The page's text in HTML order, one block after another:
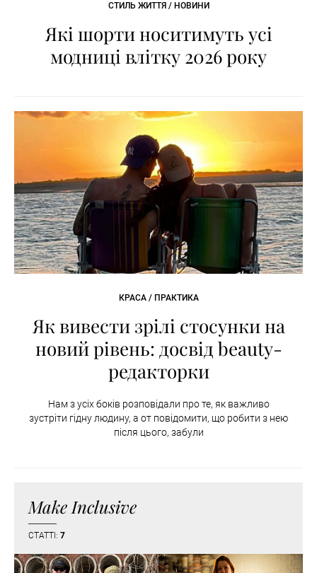
СТИЛЬ ЖИТТЯ / НОВИНИ
Які шорти носитимуть усі
модниці влітку 2026 року
КРАСА / ПРАКТИКА
Як вивести зрілі стосунки на
новий рівень: досвід beauty-
редакторки
Нам з усіх боків розповідали про те, як важливо
зустріти гідну людину, а от повідомити, що робити з нею
після цього, забули
Make Inclusive
СТАТТІ: 7